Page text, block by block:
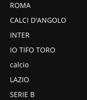
ROMA
CALCI D'ANGOLO
INTER
IO TIFO TORO
calcio
LAZIO
SERIE B